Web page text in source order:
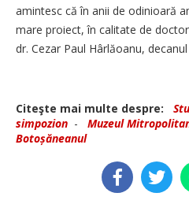
amintesc că în anii de odinioară
mare proiect, în calitate de
dr. Cezar Paul Hârlăoanu,
Citeşte mai multe despre:
simpozion - Muzeul
Botoșăneanul